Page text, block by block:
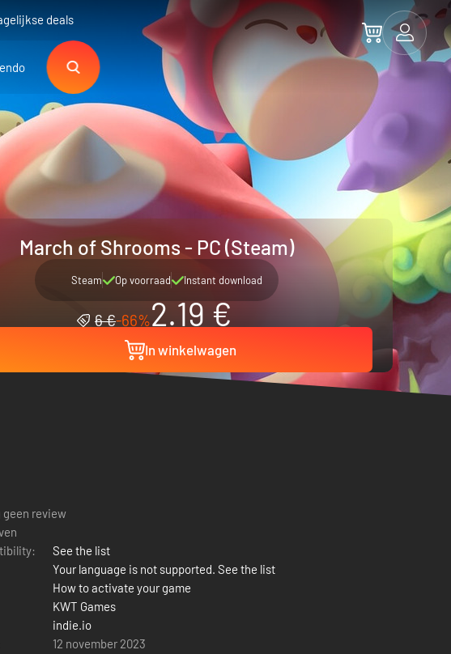
deals
March of Shrooms - PC (Steam)
Steam Op voorraad Instant download
6 €-66%2.19 €
In winkelwagen
geen review
See the list
Your language is not supported. See the list
How to activate your game
KWT Games
indie.io
12 november 2023